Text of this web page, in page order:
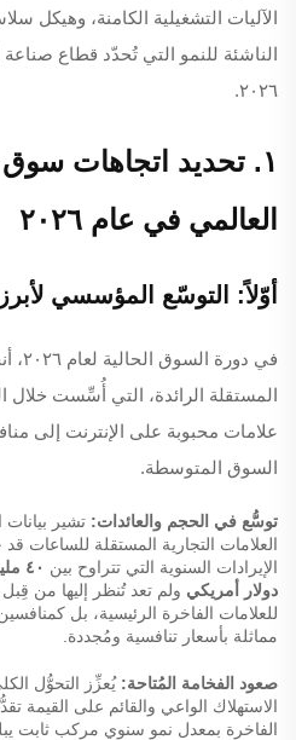
الآليات التشغيلية الكامنة، وهيكل
الناشئة للنمو التي تُحدّد قطاع
٢٠٢٦.
١. تحديد اتجاهات
العالمي في عام ٢٠٢٦
أوّلاً: التوسّع المؤسسي
في
المستقلة الرائدة، التي أُسِّست خلال
علامات محبوبة على الإنترنت إلى
السوق المتوسطة.
توسُّع في الحجم والعائدات: تشير بيانات
العلامات التجارية المستقلة للساعات
الإيرادات السنوية التي تتراوح بين
دولار أمريكي ولم تعد تُنظر إليها من
للعلامات الفاخرة الرئيسية، بل
مماثلة بأسعار تنافسية ومُجددة.
صعود الفخامة المُتاحة:يُعزِّز التحوُّل
الاستهلاك الواعي والقائم على القيمة
الفاخرة بمعدل نمو سنوي مركب ثابت